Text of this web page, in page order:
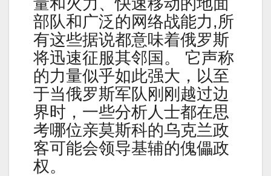
量和火力、快速移动的地面
部队和广泛的网络战能力,所
有这些据说都意味着俄罗斯
将迅速征服其邻国。 它声称
的力量似乎如此强大，以至
于当俄罗斯军队刚刚越过边
界时，一些分析人士都在思
考哪位亲莫斯科的乌克兰政
客可能会领导基辅的傀儡政
权。